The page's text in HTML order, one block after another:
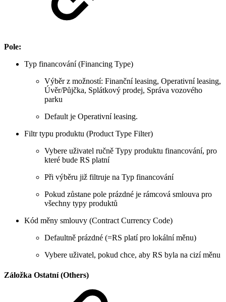
Pole:
Typ financování (Financing Type)
Výběr z možností: Finanční leasing, Operativní leasing,
Úvěr/Půjčka, Splátkový prodej, Správa vozového
parku
Default je Operativní leasing.
Filtr typu produktu (Product Type Filter)
Vybere uživatel ručně Typy produktu financování, pro
které bude RS platní
Při výběru již filtruje na Typ financování
Pokud zůstane pole prázdné je rámcová smlouva pro
všechny typy produktů
Kód měny smlouvy (Contract Currency Code)
Defaultně prázdné (=RS platí pro lokální měnu)
Vybere uživatel, pokud chce, aby RS byla na cizí měnu
Záložka Ostatní (Others)